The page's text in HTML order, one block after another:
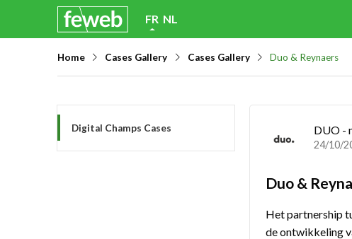
navigation
FR NL
Home Cases Gallery Cases Gallery Duo & Reynaers
Digital Champs Cases DUO -
24/10/
Duo &
Het partnership
de ontwikkeling